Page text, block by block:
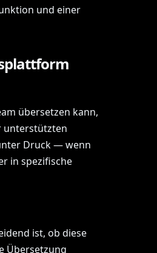
und einer
übersetzen kann,
unterstützten
Druck — wenn
in spezifische
ist, ob diese
Übersetzung